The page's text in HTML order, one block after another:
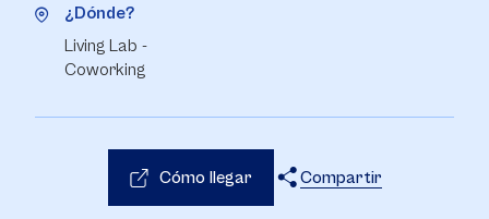
¿Dónde?
Living Lab -
Coworking
Cómo llegar
Compartir